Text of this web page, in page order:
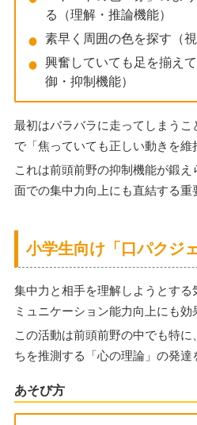
る（理解・推論機能）
素早く周囲の色を探す（
興奮していても足を揃え
御・抑制機能）
最初はバラバラに走ってしまうこ
で「焦っていても正しい動きを維
これは前頭前野の抑制機能が鍛
面での集中力向上にも直結する重
小学生向け「口パクジ
集中力と相手を理解しようとする
ミュニケーション能力向上にも効
この活動は前頭前野の中でも特
ちを推測する「心の理論」の発達
あそび方